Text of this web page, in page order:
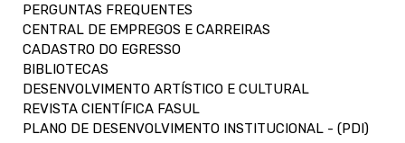
PERGUNTAS FREQUENTES
CENTRAL DE EMPREGOS E CARREIRAS
CADASTRO DO EGRESSO
BIBLIOTECAS
DESENVOLVIMENTO ARTÍSTICO E CULTURAL
REVISTA CIENTÍFICA FASUL
PLANO DE DESENVOLVIMENTO INSTITUCIONAL - (PDI)